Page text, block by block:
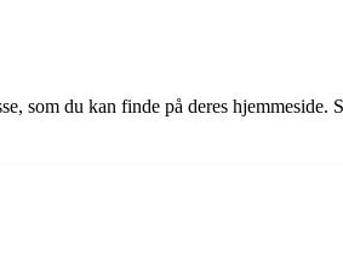
som du kan finde på deres hjemmeside.